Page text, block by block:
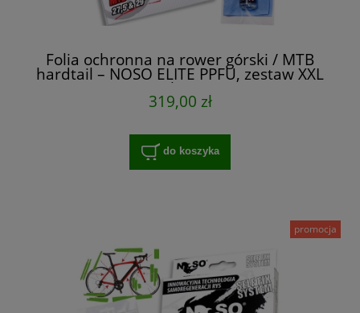
Folia ochronna na rower górski / MTB
hardtail – NOSO ELITE PPFU, zestaw XXL
na cały rower
319,00 zł
do koszyka
promocja